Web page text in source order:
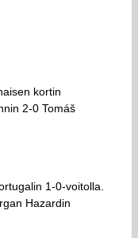
kortin
2-0 Tomáš
1-0-voitolla.
Hazardin